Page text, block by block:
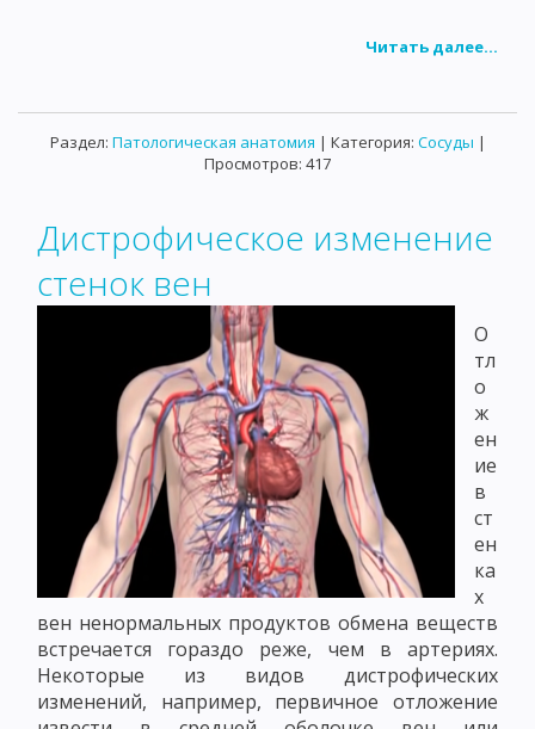
Читать далее...
Раздел: Патологическая анатомия | Категория: Сосуды |
Просмотров: 417
Дистрофическое изменение
стенок вен
О
тл
о
ж
ен
ие
в
ст
ен
ка
х
вен ненормальных продуктов обмена веществ
встречается гораздо реже, чем в артериях.
Некоторые из видов дистрофических
изменений, например, первичное отложение